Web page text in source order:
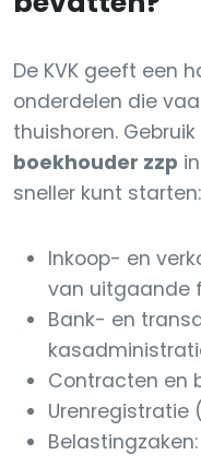
De KVK geeft een
onderdelen die
thuishoren.
boekhouder zzp
sneller kunt starten:
Inkoop- en
van uitgaande
Bank- en
Contracten en
Urenregistratie